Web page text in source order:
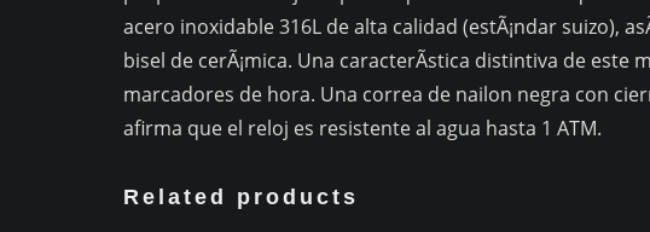
acero inoxidable 316L de alta calidad (estÃ¡ndar suizo),
bisel de cerÃ¡mica. Una caracterÃ­stica distintiva de este
marcadores de hora. Una correa de nailon negra con
afirma que el reloj es resistente al agua hasta 1 ATM.
Related products